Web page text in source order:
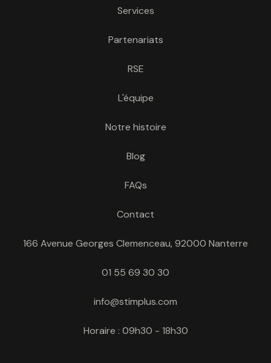
Services
Partenariats
RSE
L'équipe
Notre histoire
Blog
FAQs
Contact
166 Avenue Georges Clemenceau, 92000 Nanterre
01 55 69 30 30
info@stimplus.com
Horaire : 09h30 - 18h30